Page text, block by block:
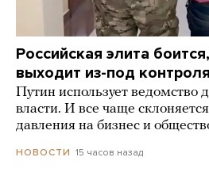
Российская элита
выходит из-под контроля
Путин использует ведомство
власти. И все чаще
давления на бизнес и
НОВОСТИ 15 часов назад